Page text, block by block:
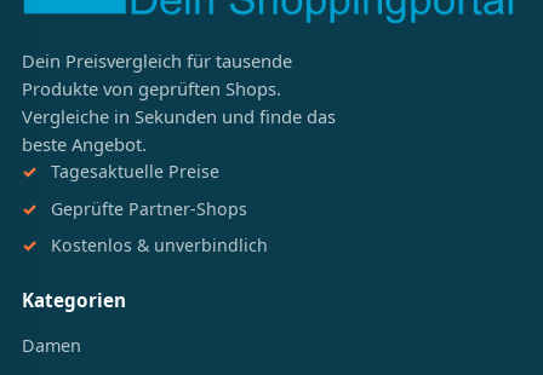
Dein Preisvergleich für tausende
Produkte von geprüften Shops.
Vergleiche in Sekunden und finde das
beste Angebot.
Tagesaktuelle Preise
Geprüfte Partner-Shops
Kostenlos & unverbindlich
Kategorien
Damen